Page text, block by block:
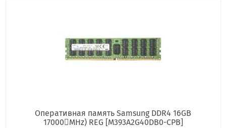
Оперативная память Samsung DDR4 16GB
17000񢋕MHz) REG [M393A2G40DB0-CPB]